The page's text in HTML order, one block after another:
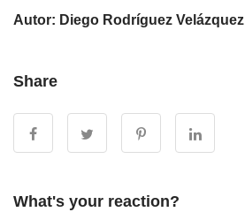
Autor: Diego Rodríguez Velázquez
Share
What's your reaction?